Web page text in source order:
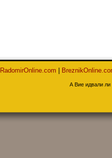
RadomirOnline.com |
А Вие идвали